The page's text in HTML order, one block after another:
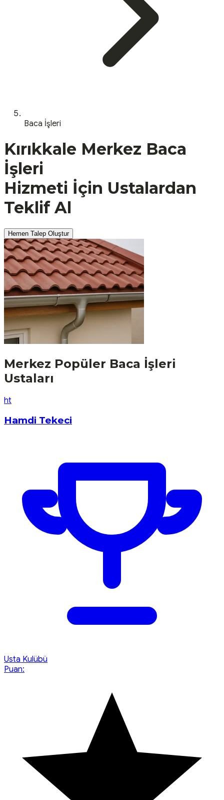
Baca İşleri
Kırıkkale Merkez Baca
İşleri
Hizmeti İçin Ustalardan
Teklif Al
Hemen Talep Oluştur
Merkez Popüler Baca İşleri
Ustaları
ht
Hamdi Tekeci
Usta Kulübü
Puan: